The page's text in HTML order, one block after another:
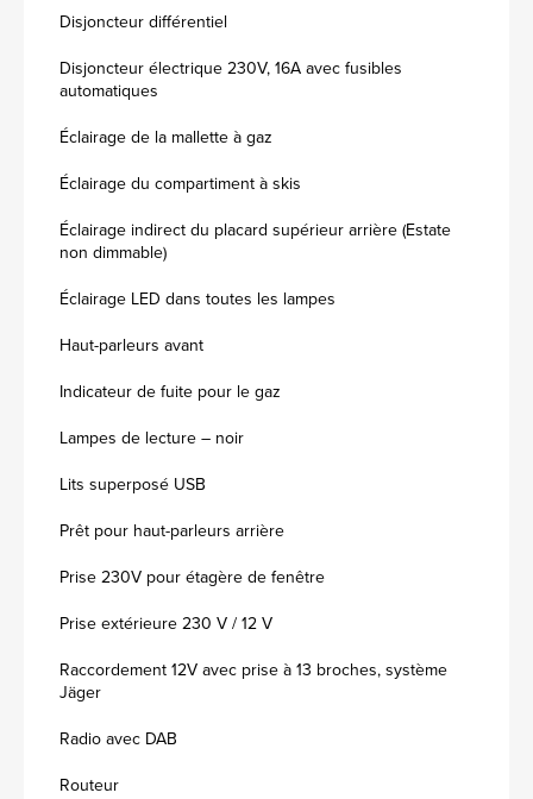
Disjoncteur différentiel
Disjoncteur électrique 230V, 16A avec fusibles
automatiques
Éclairage de la mallette à gaz
Éclairage du compartiment à skis
Éclairage indirect du placard supérieur arrière (Estate
non dimmable)
Éclairage LED dans toutes les lampes
Haut-parleurs avant
Indicateur de fuite pour le gaz
Lampes de lecture – noir
Lits superposé USB
Prêt pour haut-parleurs arrière
Prise 230V pour étagère de fenêtre
Prise extérieure 230 V / 12 V
Raccordement 12V avec prise à 13 broches, système
Jäger
Radio avec DAB
Routeur